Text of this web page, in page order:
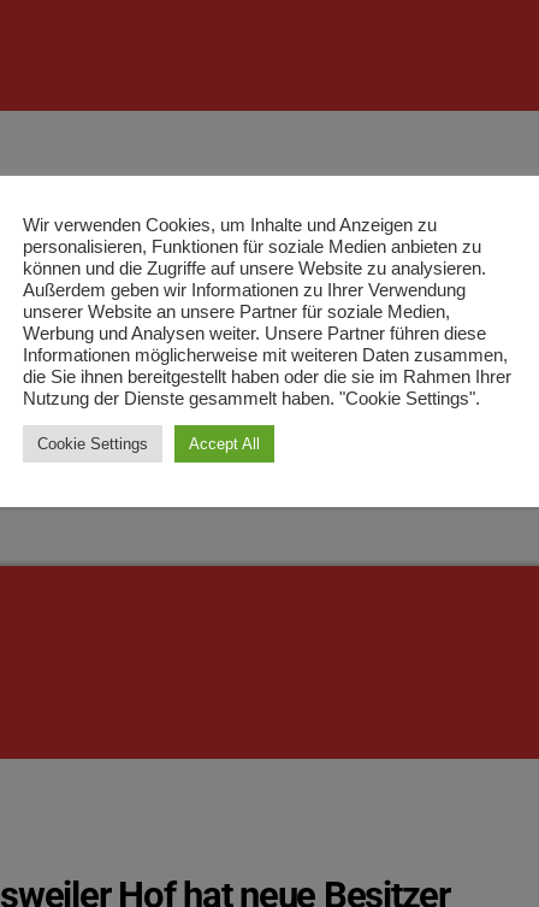
Cannabisplantage in
in Leinsweiler aufgedeckt. Der Polizeidirektion Landau
eines Anwesens in Leinsweiler am vergangenen Mittwoch
und ein fünfstelliger Bargeldbetrag beschlagnahmt. Im Zuge
auch zwei Tatverdächtige festgenommen und noch am
gebracht.
Hof hat neue Besitzer
Wir verwenden Cookies, um Inhalte und Anzeigen zu
personalisieren, Funktionen für soziale Medien anbieten zu
können und die Zugriffe auf unsere Website zu analysieren.
Außerdem geben wir Informationen zu Ihrer Verwendung
unserer Website an unsere Partner für soziale Medien,
Werbung und Analysen weiter. Unsere Partner führen diese
Informationen möglicherweise mit weiteren Daten zusammen,
die Sie ihnen bereitgestellt haben oder die sie im Rahmen Ihrer
Nutzung der Dienste gesammelt haben. "Cookie Settings".
Cookie Settings Accept All